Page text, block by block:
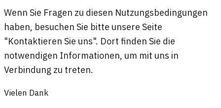
Wenn Sie Fragen zu diesen Nutzungsbedingungen
haben, besuchen Sie bitte unsere Seite
"Kontaktieren Sie uns". Dort finden Sie die
notwendigen Informationen, um mit uns in
Verbindung zu treten.
Vielen Dank